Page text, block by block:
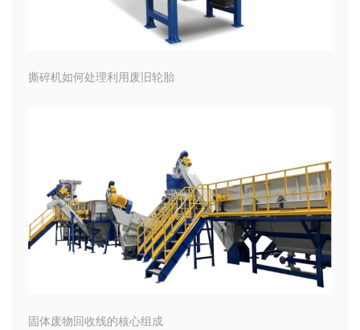
撕碎机如何处理利用废旧轮胎
固体废物回收线的核心组成